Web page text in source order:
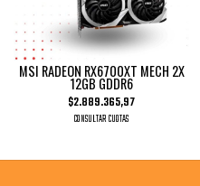
MSI RADEON RX6700XT MECH 2X
12GB GDDR6
$2.889.365,97
CONSULTAR CUOTAS